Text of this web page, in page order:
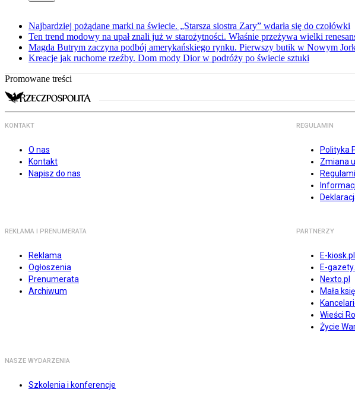
Najbardziej pożądane marki na świecie. „Starsza siostra Zary” wdarła się do czołówki
Ten trend modowy na upał znali już w starożytności. Właśnie przeżywa wielki
Magda Butrym zaczyna podbój amerykańskiego rynku. Pierwszy butik w Nowym
Kreacje jak ruchome rzeźby. Dom mody Dior w podróży po świecie sztuki
Promowane treści
KONTAKT
O nas
Kontakt
Napisz do nas
REGULAMIN
Polityka
Zmiana
REKLAMA I PRENUMERATA
Reklama
Ogłoszenia
Prenumerata
Archiwum
PARTNERZY
E-kiosk.pl
E-
Nexto.pl
Mała
Wieści
Życie
NASZE WYDARZENIA
Szkolenia i konferencje